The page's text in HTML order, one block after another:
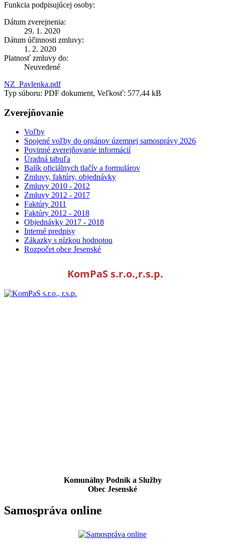
Funkcia podpisujúcej osoby:
Dátum zverejnenia:
29. 1. 2020
Dátum účinnosti zmluvy:
1. 2. 2020
Platnosť zmluvy do:
Neuvedené
NZ_Pavlenka.pdf
Typ súboru: PDF dokument, Veľkosť: 577,44 kB
Zverejňovanie
Voľby
Spojené voľby do orgánov územnej samosprávy 2026
Povinné zverejňovanie informácií
Úradná tabuľa
Balík oficiálnych tlačív a formulárov
Zmluvy, faktúry, objednávky
Zmluvy 2010 - 2012
Zmluvy 2012 - 2017
Faktúry 2011
Faktúry 2012 - 2018
Objednávky 2017 - 2018
Interné predpisy
Zákazky s nízkou hodnotou
Rozpočet obce Jesenské
KomPaS s.r.o.,r.s.p.
Komunálny Podnik a Služby
Obec Jesenské
Samospráva online